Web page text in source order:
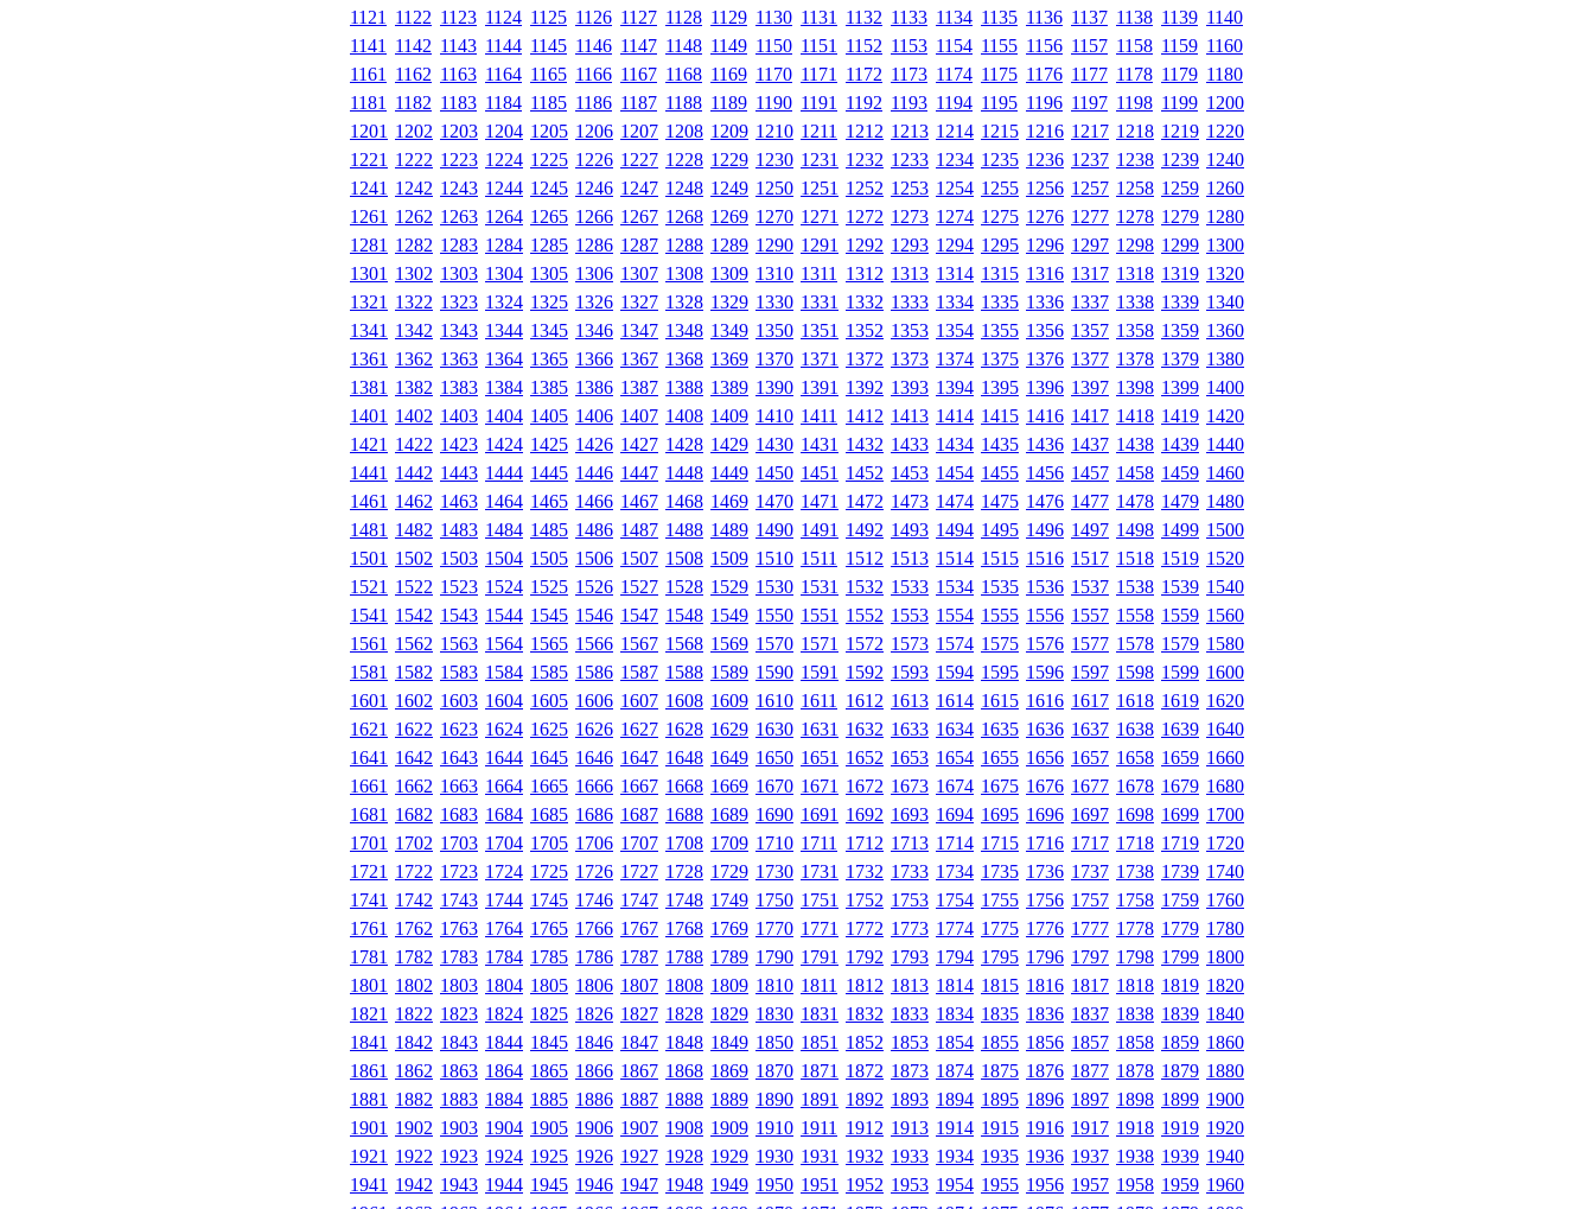
1121
1122 1123 1124 1125 1126 1127 1128 1129 1130 1131 1132 1133 1134 1135 1136 1137 1138 1139 1140
1141
1142 1143 1144 1145 1146 1147 1148 1149 1150 1151 1152 1153 1154 1155 1156 1157 1158 1159 1160
1161
1162 1163 1164 1165 1166 1167 1168 1169 1170 1171 1172 1173 1174 1175 1176 1177 1178 1179 1180
1181
1182 1183 1184 1185 1186 1187 1188 1189 1190 1191 1192 1193 1194 1195 1196 1197 1198 1199 1200
1201 1202 1203 1204 1205 1206 1207 1208 1209 1210 1211 1212 1213 1214 1215 1216 1217 1218 1219 1220
1221 1222 1223 1224 1225 1226 1227 1228 1229 1230 1231 1232 1233 1234 1235 1236 1237 1238 1239 1240
1241 1242 1243 1244 1245 1246 1247 1248 1249 1250 1251 1252 1253 1254 1255 1256 1257 1258 1259 1260
1261 1262 1263 1264 1265 1266 1267 1268 1269 1270 1271 1272 1273 1274 1275 1276 1277 1278 1279 1280
1281 1282 1283 1284 1285 1286 1287 1288 1289 1290 1291 1292 1293 1294 1295 1296 1297 1298 1299 1300
1301 1302 1303 1304 1305 1306 1307 1308 1309 1310 1311 1312 1313 1314 1315 1316 1317 1318 1319 1320
1321 1322 1323 1324 1325 1326 1327 1328 1329 1330 1331 1332 1333 1334 1335 1336 1337 1338 1339 1340
1341 1342 1343 1344 1345 1346 1347 1348 1349 1350 1351 1352 1353 1354 1355 1356 1357 1358 1359 1360
1361 1362 1363 1364 1365 1366 1367 1368 1369 1370 1371 1372 1373 1374 1375 1376 1377 1378 1379 1380
1381 1382 1383 1384 1385 1386 1387 1388 1389 1390 1391 1392 1393 1394 1395 1396 1397 1398 1399 1400
1401 1402 1403 1404 1405 1406 1407 1408 1409 1410 1411 1412 1413 1414 1415 1416 1417 1418 1419 1420
1421 1422 1423 1424 1425 1426 1427 1428 1429 1430 1431 1432 1433 1434 1435 1436 1437 1438 1439 1440
1441 1442 1443 1444 1445 1446 1447 1448 1449 1450 1451 1452 1453 1454 1455 1456 1457 1458 1459 1460
1461 1462 1463 1464 1465 1466 1467 1468 1469 1470 1471 1472 1473 1474 1475 1476 1477 1478 1479 1480
1481 1482 1483 1484 1485 1486 1487 1488 1489 1490 1491 1492 1493 1494 1495 1496 1497 1498 1499 1500
1501 1502 1503 1504 1505 1506 1507 1508 1509 1510 1511 1512 1513 1514 1515 1516 1517 1518 1519 1520
1521 1522 1523 1524 1525 1526 1527 1528 1529 1530 1531 1532 1533 1534 1535 1536 1537 1538 1539 1540
1541 1542 1543 1544 1545 1546 1547 1548 1549 1550 1551 1552 1553 1554 1555 1556 1557 1558 1559 1560
1561 1562 1563 1564 1565 1566 1567 1568 1569 1570 1571 1572 1573 1574 1575 1576 1577 1578 1579 1580
1581 1582 1583 1584 1585 1586 1587 1588 1589 1590 1591 1592 1593 1594 1595 1596 1597 1598 1599 1600
1601 1602 1603 1604 1605 1606 1607 1608 1609 1610 1611 1612 1613 1614 1615 1616 1617 1618 1619 1620
1621 1622 1623 1624 1625 1626 1627 1628 1629 1630 1631 1632 1633 1634 1635 1636 1637 1638 1639 1640
1641 1642 1643 1644 1645 1646 1647 1648 1649 1650 1651 1652 1653 1654 1655 1656 1657 1658 1659 1660
1661 1662 1663 1664 1665 1666 1667 1668 1669 1670 1671 1672 1673 1674 1675 1676 1677 1678 1679 1680
1681 1682 1683 1684 1685 1686 1687 1688 1689 1690 1691 1692 1693 1694 1695 1696 1697 1698 1699 1700
1701 1702 1703 1704 1705 1706 1707 1708 1709 1710 1711 1712 1713 1714 1715 1716 1717 1718 1719 1720
1721 1722 1723 1724 1725 1726 1727 1728 1729 1730 1731 1732 1733 1734 1735 1736 1737 1738 1739 1740
1741 1742 1743 1744 1745 1746 1747 1748 1749 1750 1751 1752 1753 1754 1755 1756 1757 1758 1759 1760
1761 1762 1763 1764 1765 1766 1767 1768 1769 1770 1771 1772 1773 1774 1775 1776 1777 1778 1779 1780
1781 1782 1783 1784 1785 1786 1787 1788 1789 1790 1791 1792 1793 1794 1795 1796 1797 1798 1799 1800
1801 1802 1803 1804 1805 1806 1807 1808 1809 1810 1811 1812 1813 1814 1815 1816 1817 1818 1819 1820
1821 1822 1823 1824 1825 1826 1827 1828 1829 1830 1831 1832 1833 1834 1835 1836 1837 1838 1839 1840
1841 1842 1843 1844 1845 1846 1847 1848 1849 1850 1851 1852 1853 1854 1855 1856 1857 1858 1859 1860
1861 1862 1863 1864 1865 1866 1867 1868 1869 1870 1871 1872 1873 1874 1875 1876 1877 1878 1879 1880
1881 1882 1883 1884 1885 1886 1887 1888 1889 1890 1891 1892 1893 1894 1895 1896 1897 1898 1899 1900
1901 1902 1903 1904 1905 1906 1907 1908 1909 1910 1911 1912 1913 1914 1915 1916 1917 1918 1919 1920
1921 1922 1923 1924 1925 1926 1927 1928 1929 1930 1931 1932 1933 1934 1935 1936 1937 1938 1939 1940
1941 1942 1943 1944 1945 1946 1947 1948 1949 1950 1951 1952 1953 1954 1955 1956 1957 1958 1959 1960